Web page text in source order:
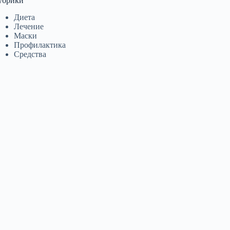
Диета
Лечение
Маски
Профилактика
Средства